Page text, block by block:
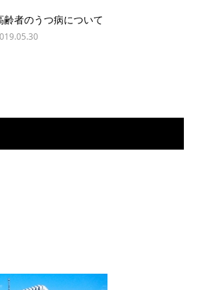
齢者のうつ病について